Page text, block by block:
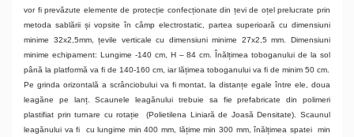
vor fi prevăzute elemente de protecție confecționate din țevi de oțel prelucrate prin
metoda sablării și vopsite în câmp electrostatic, partea superioară cu dimensiuni
minime 32x2,5mm, țevile verticale cu dimensiuni minime 27x2,5 mm. Dimensiuni
minime echipament: Lungime -140 cm, H – 84 cm. Înălțimea toboganului de la sol
până la platformă va fi de 140-160 cm, iar lățimea toboganului va fi de minim 50 cm.
Pe grinda orizontală a scrânciobului va fi montat, la distanțe egale între ele, doua
leagăne pe lanț. Scaunele leagănului trebuie sa fie prefabricate din polimeri
plastifiat prin turnare cu rotație (Polietilena Liniară de Joasă Densitate). Scaunul
leagănului va fi cu lungime min 400 mm, lățime min 300 mm, înălțimea spatei min